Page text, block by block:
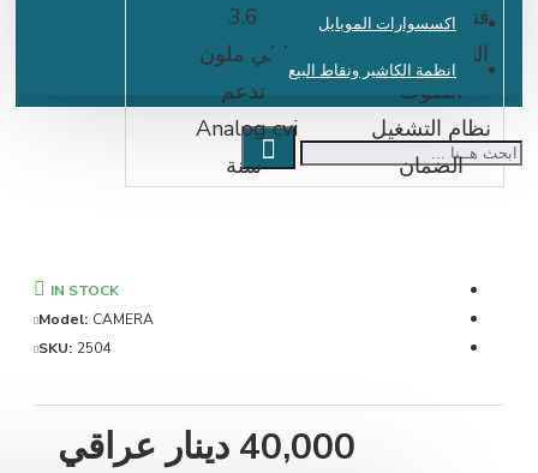
اكسسوارات الموبايل
انظمة الكاشير ونقاط البيع
فتحة العدسة
التصوير اليلي
ليلي ملون
الصوت
تدعم
نظام التشغيل
Analog cvi
الضمان
سنة
40,000 دينار عراقي
IN STOCK
Model: CAMERA
SKU: